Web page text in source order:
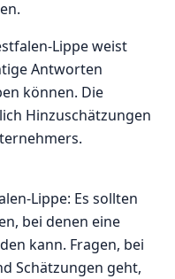
Lippe weist
Antworten
können. Die
Hinzuschätzungen
Lippe: Es sollten
bei denen eine
kann. Fragen, bei
Schätzungen geht,